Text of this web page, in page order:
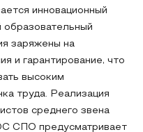
инновационный
заряжены на
и гарантирование, что
высоким
труда. Реализация
среднего звена
СПО предусматривает